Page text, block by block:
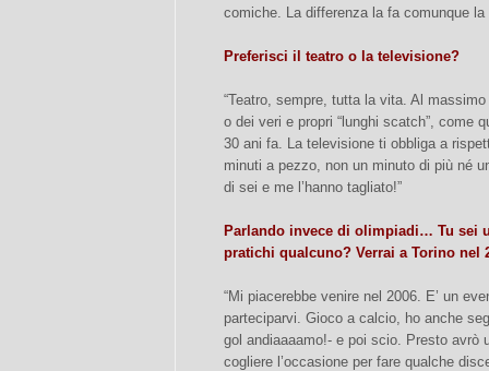
comiche. La differenza la fa comunque la
Preferisci il teatro o la televisione?
“Teatro, sempre, tutta la vita. Al
o dei veri e propri “lunghi scatch”, come
30 ani fa. La televisione ti obbliga a
minuti a pezzo, non un minuto di più né
di sei e me l’hanno tagliato!”
Parlando invece di olimpiadi… Tu sei
pratichi qualcuno? Verrai a Torino nel
“Mi piacerebbe venire nel 2006. E’ un
parteciparvi. Gioco a calcio, ho anche
gol andiaaaamo!- e poi scio. Presto avrò
cogliere l’occasione per fare qualche